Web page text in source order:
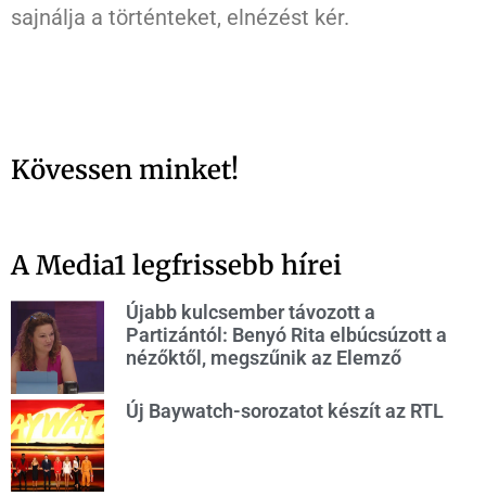
sajnálja a történteket, elnézést kér.
Kövessen minket!
A Media1 legfrissebb hírei
Újabb kulcsember távozott a
Partizántól: Benyó Rita elbúcsúzott a
nézőktől, megszűnik az Elemző
Új Baywatch-sorozatot készít az RTL